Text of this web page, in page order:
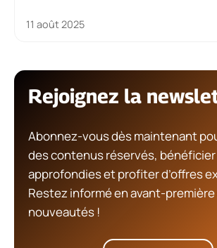
11 août 2025
Rejoignez la
Abonnez-vous dès maintenant
des contenus réservés, bénéficier
approfondies et profiter d’offres
Restez informé en avant-
nouveautés !